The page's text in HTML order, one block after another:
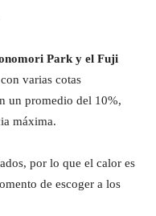
Park y el Fuji
varias cotas
un promedio del 10%,
máxima.
por lo que el calor es
de escoger a los